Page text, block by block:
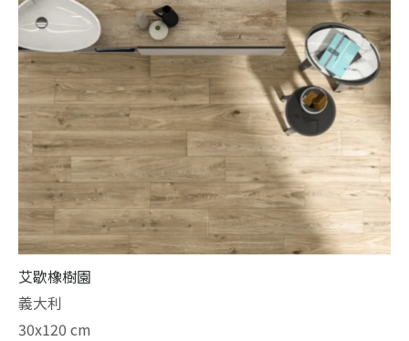
艾歇橡樹園
義大利
30x120 cm